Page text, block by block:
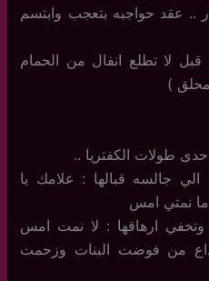
.. عقد حواجبه بتعجب وابتسم
لا تطلع انفال من الحمام
)
طولات الكفتريا ..
جالسه قبالها : علامك يا
نمتي امس
ارهاقها : لا نمت امس
من فوضت البنات وزحمت